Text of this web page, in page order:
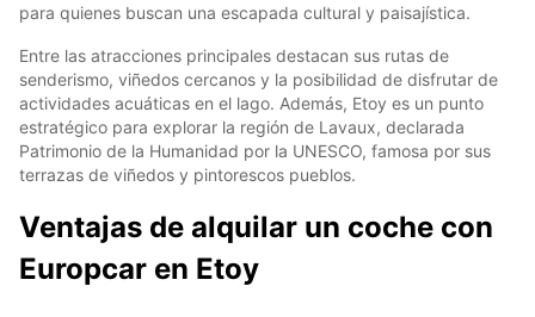
para quienes buscan una escapada cultural y paisajística.
Entre las atracciones principales destacan sus rutas de
senderismo, viñedos cercanos y la posibilidad de disfrutar de
actividades acuáticas en el lago. Además, Etoy es un punto
estratégico para explorar la región de Lavaux, declarada
Patrimonio de la Humanidad por la UNESCO, famosa por sus
terrazas de viñedos y pintorescos pueblos.
Ventajas de alquilar un coche con
Europcar en Etoy